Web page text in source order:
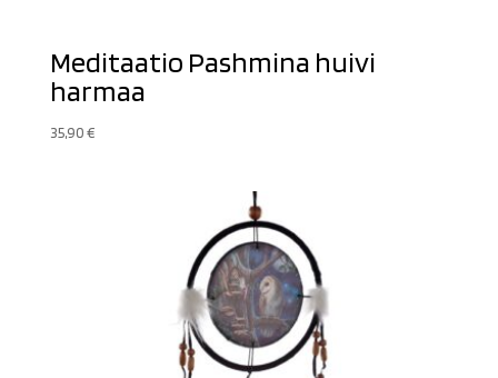
Meditaatio Pashmina huivi
harmaa
35,90€